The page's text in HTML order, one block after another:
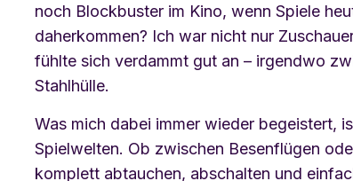
noch Blockbuster im Kino, wenn Spiele
daherkommen? Ich war nicht nur
fühlte sich verdammt gut an – irgendwo
Stahlhülle.
Was mich dabei immer wieder begeistert,
Spielwelten. Ob zwischen Besenflügen
komplett abtauchen, abschalten und